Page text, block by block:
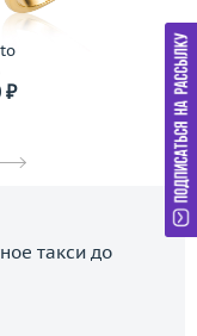
₽
такси до